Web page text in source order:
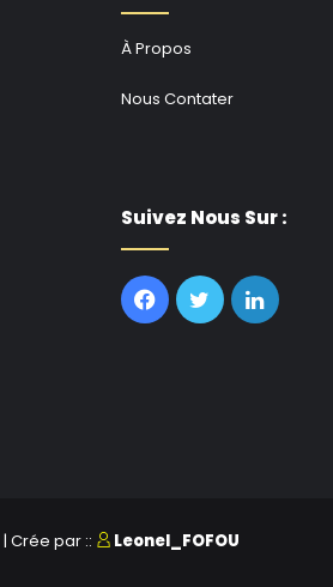
À Propos
Nous Contater
Suivez Nous Sur :
Facebook
TwitterLinkedin
| Crée par ::
Leonel_FOFOU